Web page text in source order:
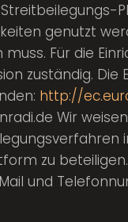
genutzt
Für die
zuständig.
http://
Wir
zu
und